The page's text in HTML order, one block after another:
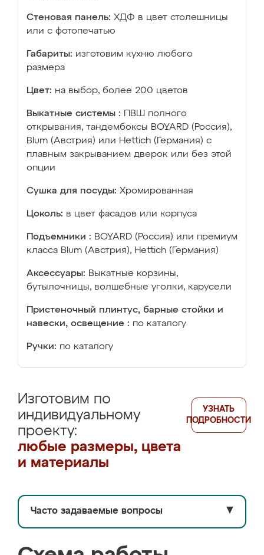
Стеновая панель: ХДФ в цвет столешницы
или с фотопечатью
Габариты: изготовим кухню любого
размера
Цвет: на выбор, более 200 цветов
Выкатные системы :
ПВШ полного
открывания, тандембоксы BOYARD (Россия),
Blum (Австрия) или Hettich (Германия) с
плавным закрыванием дверок или без этой
опции
Сушка для посуды: Хромированная
Цоколь: в цвет фасадов или корпуса
Подъемники : BOYARD (Россия) или премиум
класса Blum (Австрия), Hettich (Германия)
Аксессуары: Выкатные корзины,
бутылочницы, волшебные уголки, карусели
Пристеночный плинтус, барные стойки и
навески, освещение : по каталогу
Ручки: по каталогу
Изготовим по
индивидуальному
проекту:
любые размеры, цвета
и материалы
УЗНАТЬ
ПОДРОБНОСТИ
Часто задаваемые вопросы ▼